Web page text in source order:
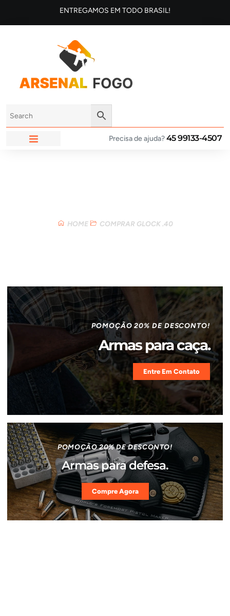
ENTREGAMOS EM TODO BRASIL!
Precisa de ajuda?45 99133-4507
HOME COMPRAR GLOCK .40
POMOÇÃO 20% DE DESCONTO!
Armas para caça.
Entre Em Contato
POMOÇÃO 20% DE DESCONTO!
Armas para defesa.
Compre Agora